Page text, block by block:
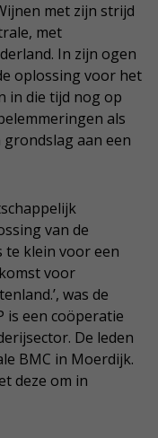
met zijn strijd
met
In zijn ogen
oplossing voor het
in die tijd nog op
als
aan een
van de
te klein voor een
voor
was de
is een coöperatie
De leden
BMC in Moerdijk.
deze om in